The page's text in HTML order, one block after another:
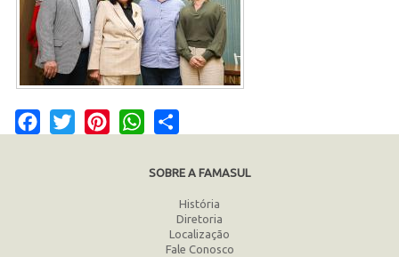
Facebook
Twitter PinterestWhatsApp
SOBRE A FAMASUL
História
Diretoria
Localização
Fale Conosco